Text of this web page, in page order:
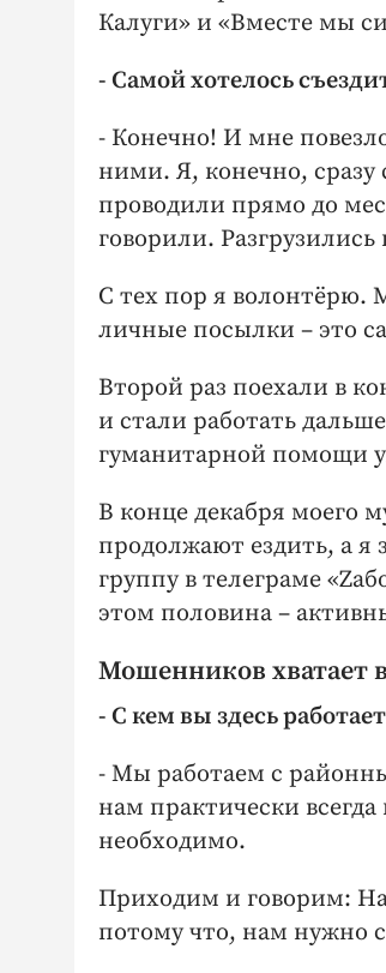
Калуги» и «Вместе мы
- Самой хотелось
- Конечно! И мне
ними. Я, конечно, сразу
проводили прямо до
говорили.
С тех пор я волонтёрю.
личные посылки – это
Второй раз поехали в
и стали работать
гуманитарной помощи
В конце декабря моего
продолжают ездить, а я
группу в телеграме
этом половина –
Мошенников хватает
- С кем вы здесь
- Мы работаем с
нам практически
необходимо.
Приходим и говорим:
потому что, нам нужно